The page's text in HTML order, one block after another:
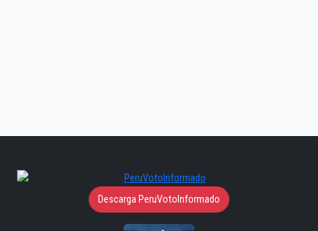
Descarga PeruVotoInformado